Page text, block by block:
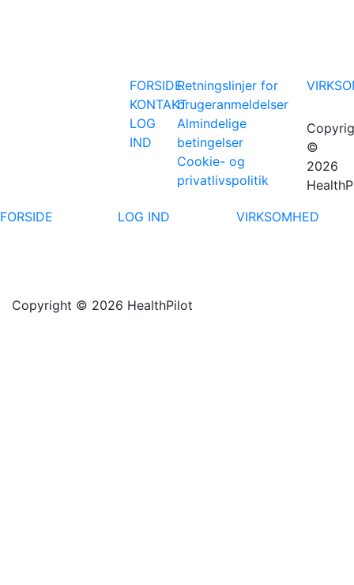
FORSIDE
KONTAKT
LOG
IND
Retningslinjer for
brugeranmeldelser
Almindelige
betingelser
Cookie- og
privatlivspolitik
©
2026
FORSIDE
LOG IND VIRKSOMHED
Copyright © 2026 HealthPilot